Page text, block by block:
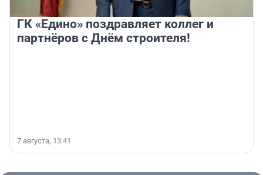
ГК «Едино» поздравляет коллег и
партнёров с Днём строителя!
7 августа, 13:41